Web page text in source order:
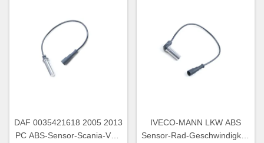
DAF 0035421618 2005 2013
PC ABS-Sensor-Scania-VOL
IVECO-MANN LKW ABS
Sensor-Rad-Geschwindigkeit